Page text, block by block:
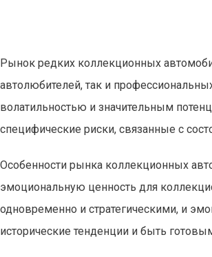
Рынок редких коллекционных
автолюбителей, так и
волатильностью и значительным
специфические риски, связанные с
Особенности рынка коллекционных
эмоциональную ценность для
одновременно и стратегическими, и
исторические тенденции и быть